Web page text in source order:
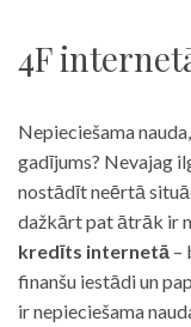
4F
Nepieciešama
gadījums? Nevajag
nostādīt neērtā
dažkārt pat ātrāk ir
kredīts internetā –
finanšu iestādi un
ir nepieciešama